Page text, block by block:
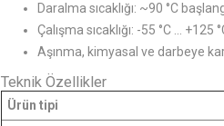
Daralma sıcaklığı: ~90 °C
Çalışma sıcaklığı: -55 °C ... +125
Aşınma, kimyasal ve darbeye
Teknik Özellikler
Ürün tipi